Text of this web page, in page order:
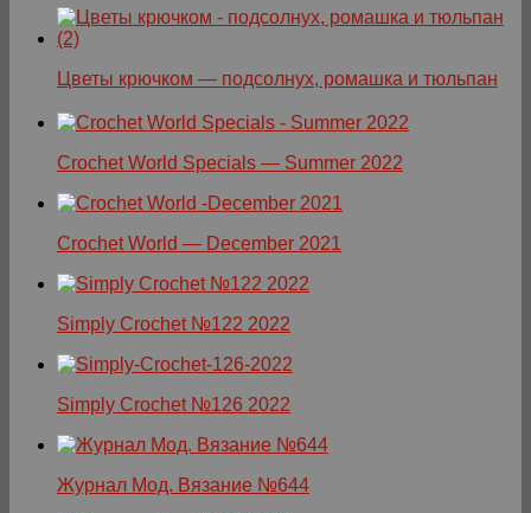
Цветы крючком — подсолнух, ромашка и тюльпан
Crochet World Specials — Summer 2022
Crochet World — December 2021
Simply Crochet №122 2022
Simply Crochet №126 2022
Журнал Мод. Вязание №644